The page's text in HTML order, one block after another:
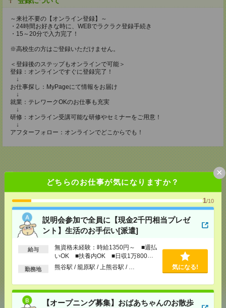
どちらのお仕事が気になりますか？
1/10
説明会参加で全員に【現金2千円相当プレゼ
ント】生活のお手伝い[派遣]
給与
無資格未経験：時給1350円～ ■週払
いOK ■扶養内OK ■日収1万800円
以上
勤務地 熊谷駅 / 籠原駅 / 上熊谷駅 / … 気になる!
【オープニング募集】おばあちゃんのお散歩
×
～来社不要の【オンライン登録】～
・24時間お好きな時に、WEBでラクラク登録手続き
・15～20分で入力完了！
※高校生の方はご登録いただけません。
＜登録後のステップもオンラインで可能＞
登録：オンラインですぐに登録完了！
↓
お仕事探し：MyPageにて情報をお届け
↓
就業：テレワークOKのお仕事も充実
↓
研修：オンライン受講可能な研修やセミナーをご用意！
↓
アフターフォロー：オンラインでどこからでも！
応募ページへ
気になる！
メールで送る LINE で送る
シェア ツイート ブックマーク